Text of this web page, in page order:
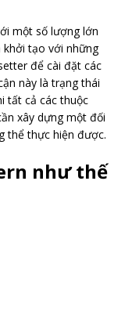
một số lượng lớn
khởi tạo với những
để cài đặt các
này là trạng thái
tất cả các thuộc
xây dựng một đối
thể thực hiện được.
như thế